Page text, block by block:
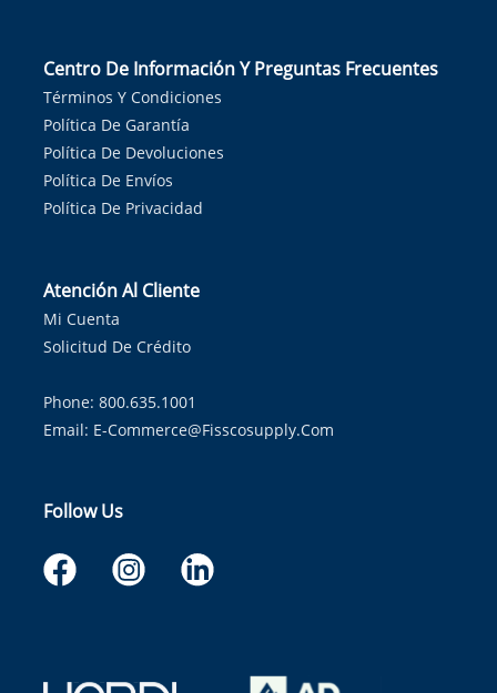
Centro De Información Y Preguntas Frecuentes
Términos Y Condiciones
Política De Garantía
Política De Devoluciones
Política De Envíos
Política De Privacidad
Atención Al Cliente
Mi Cuenta
Solicitud De Crédito
Phone: 800.635.1001
Email: E-Commerce@fisscosupply.com
Follow Us